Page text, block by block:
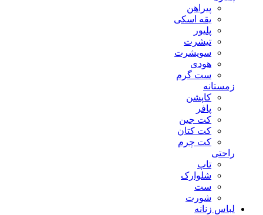
پیراهن
یقه اسکی
پلیور
تیشرت
سویشرت
هودی
ست گرم
زمستانه
کاپشن
پافر
کت جین
کت کتان
کت چرم
راحتی
تاپ
شلوارک
ست
شورت
لباس زنانه